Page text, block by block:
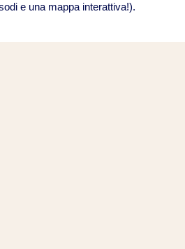
e una mappa interattiva!).